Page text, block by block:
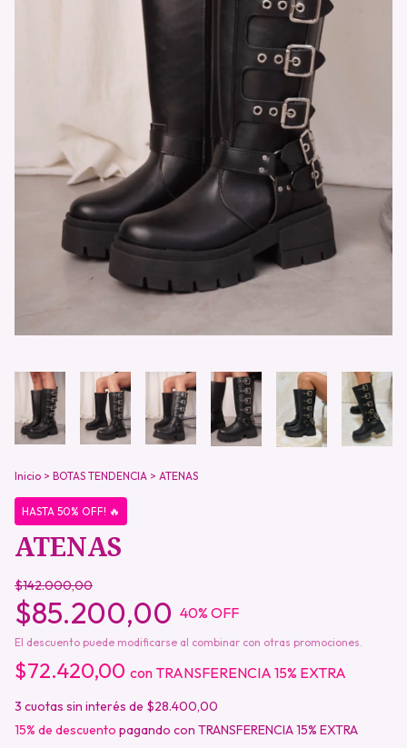
Inicio > BOTAS TENDENCIA > ATENAS
HASTA 50% OFF! 🔥
ATENAS
$142.000,00
$85.200,00 40% OFF
El descuento puede modificarse al combinar con otras promociones.
$72.420,00 con TRANSFERENCIA 15% EXTRA
3 cuotas sin interés de $28.400,00
15% de descuento pagando con TRANSFERENCIA 15% EXTRA